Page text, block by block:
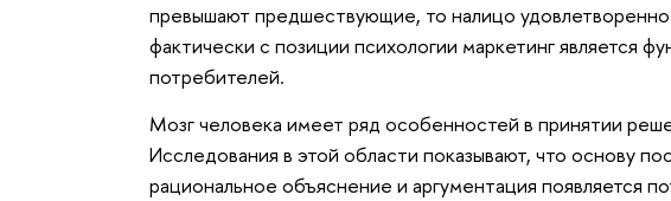
превышают предшествующие, то налицо
фактически с позиции психологии маркетинг является
потребителей.
Мозг человека имеет ряд особенностей в принятии
Исследования в этой области показывают, что основу
рациональное объяснение и аргументация появляется